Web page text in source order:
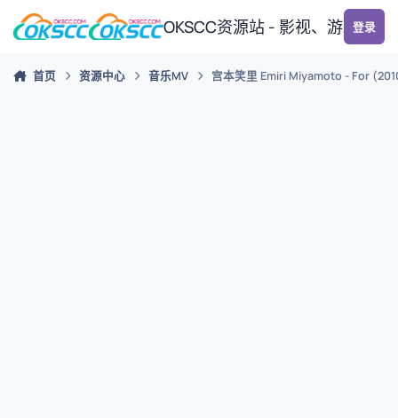
跳转到帖子
OKSCC资源站 - 影视、游戏、
登录
首页 资源中心 音乐MV 宫本笑里 Emiri Miyamoto - For